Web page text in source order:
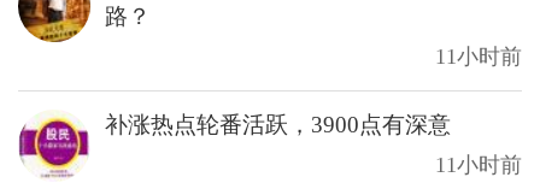
路？
11小时前
补涨热点轮番活跃，3900点有深意
11小时前